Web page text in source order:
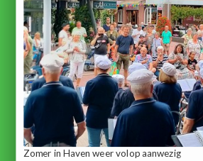
Zomer in Haven weer volop aanwezig